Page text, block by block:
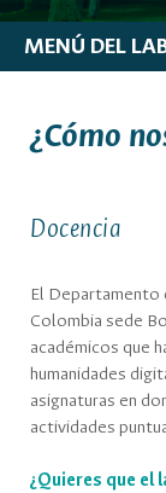
MENÚ DEL
¿Cómo
Docencia
El Departamento
Colombia sede
académicos que
humanidades
asignaturas en
actividades
¿Quieres que el